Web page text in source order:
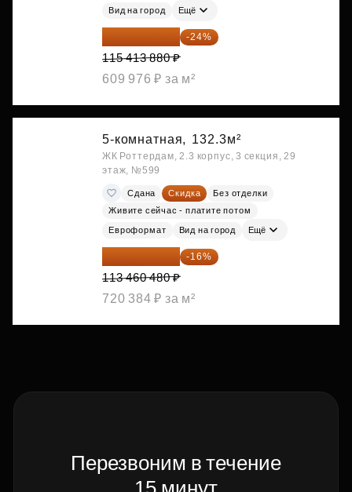
Вид на город Ещё
87 714 549 ₽ -24%
115 413 880 ₽
609 976 ₽ за м²
5-комнатная, 132.3м²
ЖК Роттердам, 2.3 корпус, 3 секция, 29
этаж, №599
Сдана Скидка
Без отделки
Живите сейчас - платите потом
Евроформат Вид на город Ещё
95 306 803 ₽ -16%
113 460 480 ₽
720 384 ₽ за м²
Перезвоним в течение